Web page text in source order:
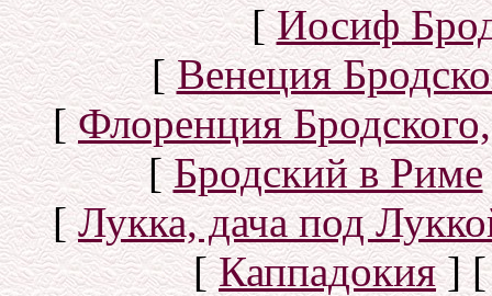
[Иосиф
[Венеция
[Флоренция
[Бродский в Риме
[Лукка, дача под
[Каппадокия]